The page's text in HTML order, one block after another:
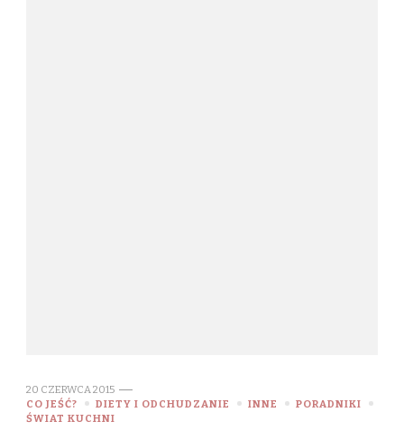
20 CZERWCA 2015
CO JEŚĆ?
DIETY I ODCHUDZANIE INNE
PORADNIKI
ŚWIAT KUCHNI